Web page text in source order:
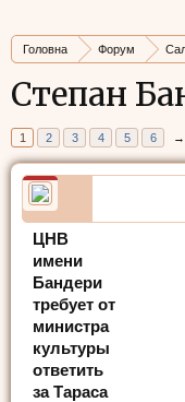
Головна Форум
Степан
1 2 3 4 5 6 →
ЦНВ
имени
Бандери
требует от
министра
культуры
ответить
за Тараса